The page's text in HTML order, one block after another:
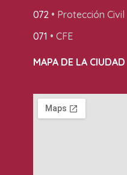
072• Protección Civil
071 • CFE
MAPA DE LA CIUDAD